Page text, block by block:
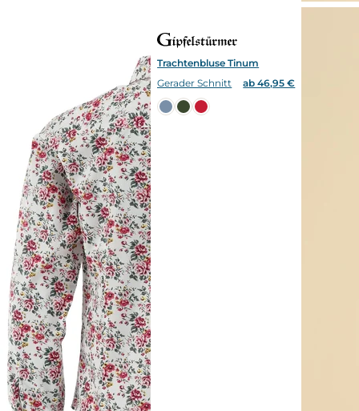
Trachtenbluse Tinum
Gerader Schnitt
ab 46,95 €